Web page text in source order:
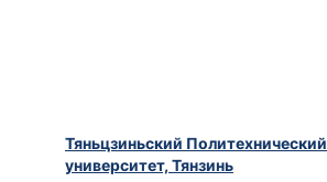
Тяньцзиньский Политехнический
университет, Тянзинь